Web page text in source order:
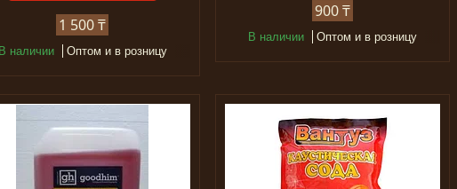
1 500 ₸
наличии Оптом и в розницу
900 ₸
В наличии Оптом и в розницу